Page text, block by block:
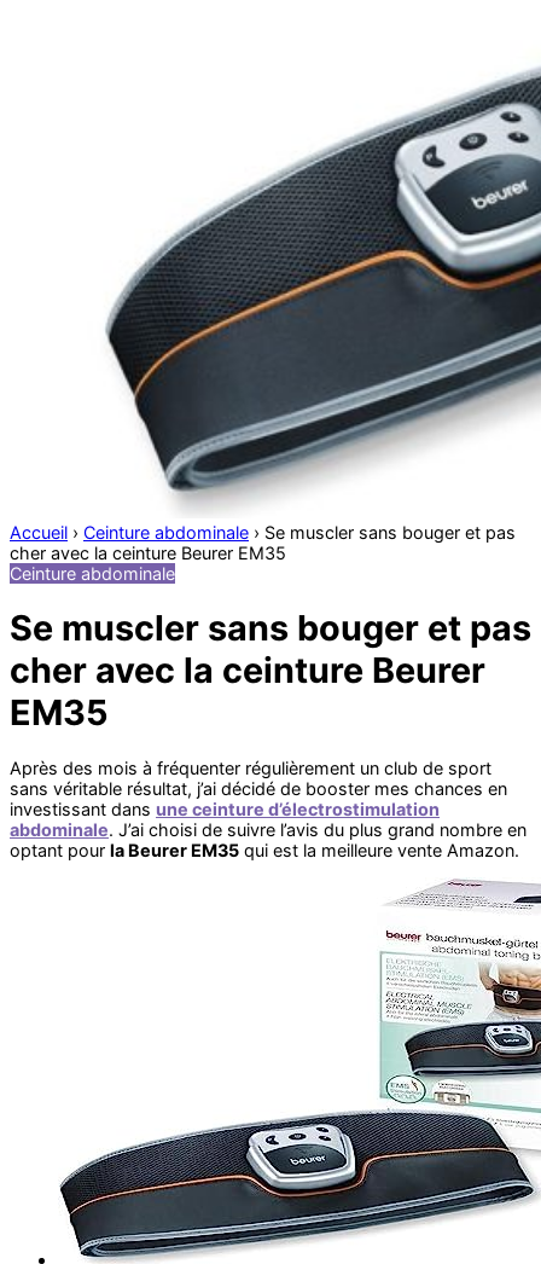
Accueil › Ceinture abdominale › Se muscler sans bouger et pas
cher avec la ceinture Beurer EM35
Ceinture abdominale
Se muscler sans bouger et pas
cher avec la ceinture Beurer
EM35
Après des mois à fréquenter régulièrement un club de sport
sans véritable résultat, j’ai décidé de booster mes chances en
investissant dans une ceinture d’électrostimulation
abdominale. J’ai choisi de suivre l’avis du plus grand nombre en
optant pour la Beurer EM35 qui est la meilleure vente Amazon.